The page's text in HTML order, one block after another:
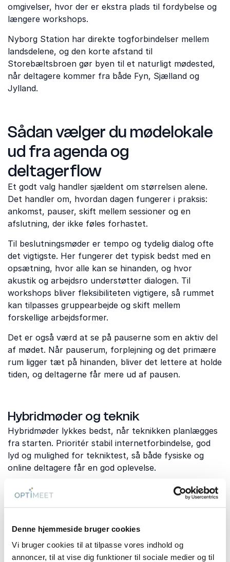
Denne hjemmeside bruger cookies
Vi bruger cookies til at tilpasse vores indhold og
annoncer, til at vise dig funktioner til sociale medier og til
omgivelser, hvor der er ekstra plads til fordybelse og
længere workshops.
Nyborg Station har direkte togforbindelser mellem
landsdelene, og den korte afstand til
Storebæltsbroen gør byen til et naturligt mødested,
når deltagere kommer fra både Fyn, Sjælland og
Jylland.
Sådan vælger du mødelokale
ud fra agenda og
deltagerflow
Et godt valg handler sjældent om størrelsen alene.
Det handler om, hvordan dagen fungerer i praksis:
ankomst, pauser, skift mellem sessioner og en
afslutning, der ikke føles forhastet.
Til beslutningsmøder er tempo og tydelig dialog ofte
det vigtigste. Her fungerer det typisk bedst med en
opsætning, hvor alle kan se hinanden, og hvor
akustik og arbejdsro understøtter dialogen. Til
workshops bliver fleksibiliteten vigtigere, så rummet
kan tilpasses gruppearbejde og skift mellem
forskellige arbejdsformer.
Det er også værd at se på pauserne som en aktiv del
af mødet. Når pauserum, forplejning og det primære
rum ligger tæt på hinanden, bliver det lettere at holde
tiden, og deltagerne får mere ud af pausen.
Hybridmøder og teknik
Hybridmøder lykkes bedst, når teknikken planlægges
fra starten. Prioritér stabil internetforbindelse, god
lyd og mulighed for tekniktest, så både fysiske og
online deltagere får en god oplevelse.
Prisniveau for mødelokaler i
Nyborg
Pris afhænger typisk af varighed, deltagerantal,
forplejning, sæson og tekniske behov.